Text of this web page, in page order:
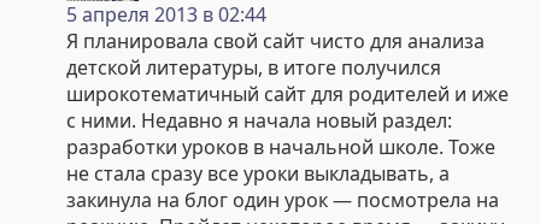
5 апреля 2013 в 02:44
Я планировала свой сайт чисто для анализа
детской литературы, в итоге получился
широкотематичный сайт для родителей и иже
с ними. Недавно я начала новый раздел:
разработки уроков в начальной школе. Тоже
не стала сразу все уроки выкладывать, а
закинула на блог один урок — посмотрела на